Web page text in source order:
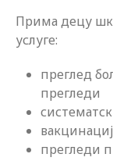
Прима децу
услуге:
преглед
прегледи
прегледи